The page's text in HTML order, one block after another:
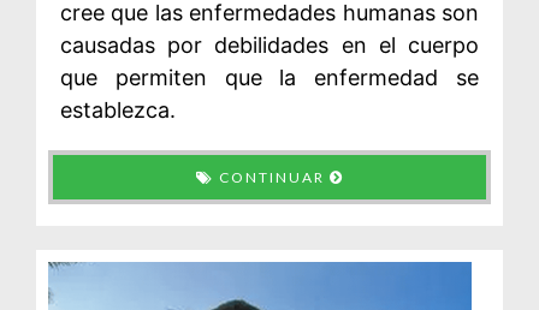
cree que las enfermedades humanas son
causadas por debilidades en el cuerpo
que permiten que la enfermedad se
establezca.
CONTINUAR